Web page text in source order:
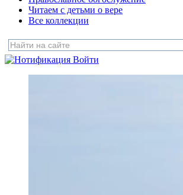
Читаем с детьми о вере
Все коллекции
Войти